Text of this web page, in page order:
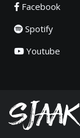
Facebook
Spotify
Youtube